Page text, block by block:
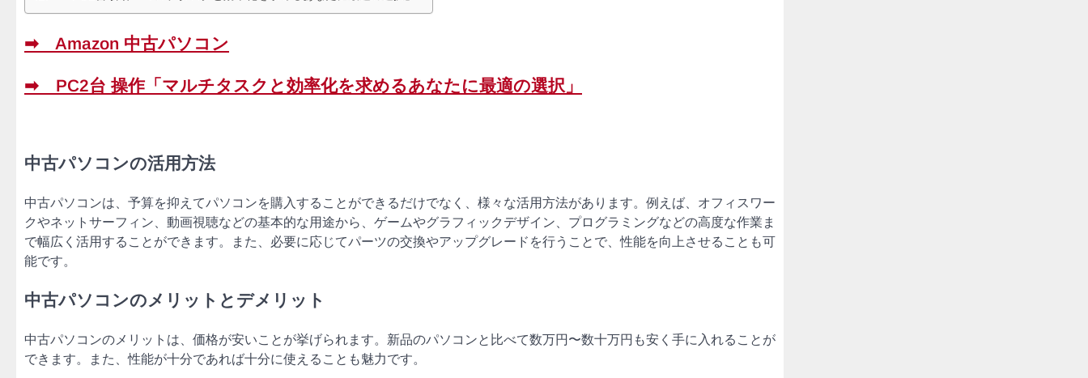
➡ Amazon 中古パソコン
➡ PC2台 操作「マルチタスクと効率化を求めるあなたに最適の選択」
中古パソコンの活用方法
中古パソコンは、予算を抑えてパソコンを購入することができるだけでなく、様々な活用方法があります。例えば、オフィスワー
クやネットサーフィン、動画視聴などの基本的な用途から、ゲームやグラフィックデザイン、プログラミングなどの高度な作業ま
で幅広く活用することができます。また、必要に応じてパーツの交換やアップグレードを行うことで、性能を向上させることも可
能です。
中古パソコンのメリットとデメリット
中古パソコンのメリットは、価格が安いことが挙げられます。新品のパソコンと比べて数万円〜数十万円も安く手に入れることが
できます。また、性能が十分であれば十分に使えることも魅力です。